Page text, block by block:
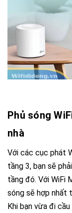
Phủ sóng
nhà
Với các cục phát
tầng 3, bạn sẽ
tầng đó. Với WiFi
sóng sẽ hợp nhất
Khi bạn vừa đi